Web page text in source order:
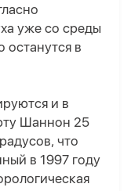
уже со среды
останутся в
и в
Шаннон 25
что
в 1997 году